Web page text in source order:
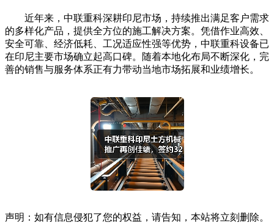
近年来，中联重科深耕印尼市场，持续推出满足客户需求
的多样化产品，提供全方位的施工解决方案。凭借作业高效、
安全可靠、经济低耗、工况适应性强等优势，中联重科设备已
在印尼主要市场确立起高口碑。随着本地化布局不断深化，完
善的销售与服务体系正有力带动当地市场拓展和业绩增长。
声明：如有信息侵犯了您的权益，请告知，本站将立刻删除。